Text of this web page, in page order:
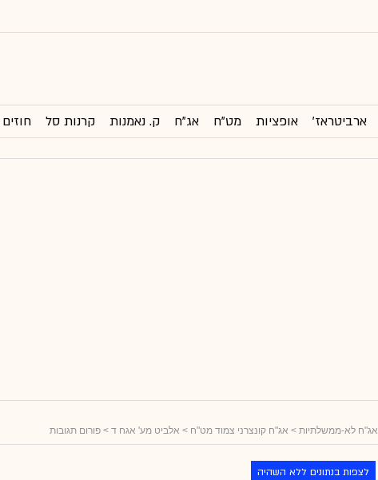
ארביטראז' אופציות מט"ח אג"ח ק. נאמנות קרנות סל
אג"ח לא-ממשלתיות > אג"ח קונצרני צמוד מט"ח > אלביט מע' אגח ד > פורום תגובות
לצפות בנתונים ללא השהיה